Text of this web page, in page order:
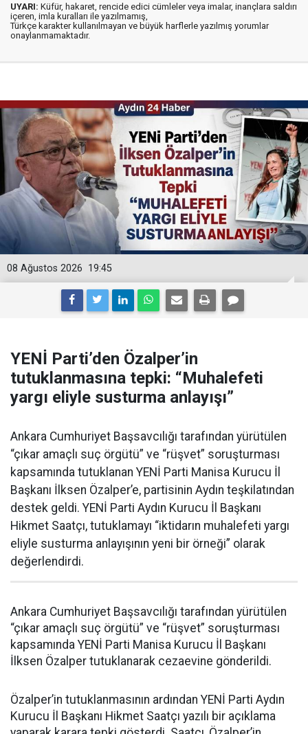
UYARI: Küfür, hakaret, rencide edici cümleler veya imalar, inançlara saldırı
içeren, imla kuralları ile yazılmamış,
Türkçe karakter kullanılmayan ve büyük harflerle yazılmış yorumlar
onaylanmamaktadır.
19:45
08 Ağustos 2026
YENİ Parti’den Özalper’in
tutuklanmasına tepki: “Muhalefeti
yargı eliyle susturma anlayışı”
Ankara Cumhuriyet Başsavcılığı tarafından yürütülen
“çıkar amaçlı suç örgütü” ve “rüşvet” soruşturması
kapsamında tutuklanan YENİ Parti Manisa Kurucu İl
Başkanı İlksen Özalper’e, partisinin Aydın teşkilatından
destek geldi. YENİ Parti Aydın Kurucu İl Başkanı
Hikmet Saatçı, tutuklamayı “iktidarın muhalefeti yargı
eliyle susturma anlayışının yeni bir örneği” olarak
değerlendirdi.
Ankara Cumhuriyet Başsavcılığı tarafından yürütülen
“çıkar amaçlı suç örgütü” ve “rüşvet” soruşturması
kapsamında YENİ Parti Manisa Kurucu İl Başkanı
İlksen Özalper tutuklanarak cezaevine gönderildi.
Özalper’in tutuklanmasının ardından YENİ Parti Aydın
Kurucu İl Başkanı Hikmet Saatçı yazılı bir açıklama